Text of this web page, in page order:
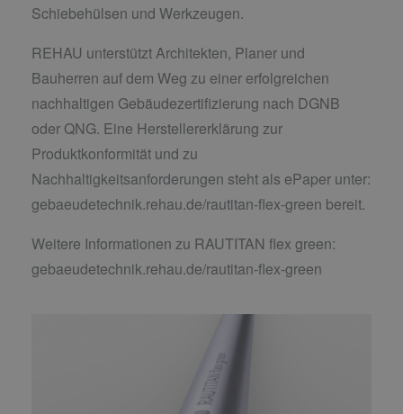
Schiebehülsen und Werkzeugen.
REHAU unterstützt Architekten, Planer und
Bauherren auf dem Weg zu einer erfolgreichen
nachhaltigen Gebäudezertifizierung nach DGNB
oder QNG. Eine Herstellererklärung zur
Produktkonformität und zu
Nachhaltigkeitsanforderungen steht als ePaper unter:
gebaeudetechnik.rehau.de/rautitan-flex-green bereit.
Weitere Informationen zu RAUTITAN flex green:
gebaeudetechnik.rehau.de/rautitan-flex-green